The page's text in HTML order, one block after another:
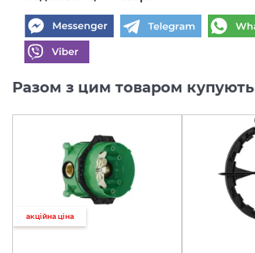
Разом з цим товаром купують
акційна ціна